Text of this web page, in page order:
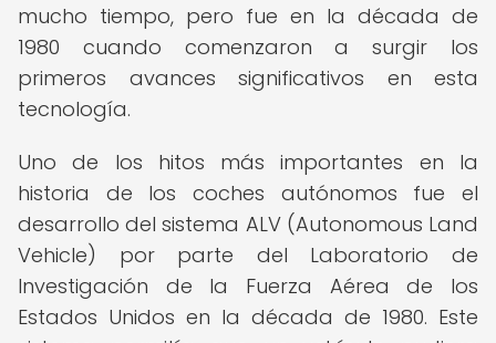
mucho tiempo, pero fue en la década de
1980 cuando comenzaron a surgir los
primeros avances significativos en esta
tecnología.
Uno de los hitos más importantes en la
historia de los coches autónomos fue el
desarrollo del sistema ALV (Autonomous Land
Vehicle) por parte del Laboratorio de
Investigación de la Fuerza Aérea de los
Estados Unidos en la década de 1980. Este